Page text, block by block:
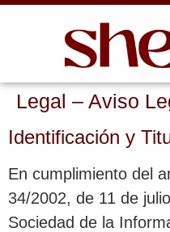
Legal – Aviso
Identificación y
En cumplimiento del
34/2002, de 11 de
Sociedad de la